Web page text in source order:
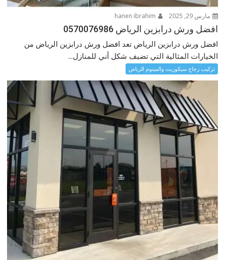
مارس 29, 2025
افضل ورش درابزين الرياض 0570076986
افضل ورش درابزين الرياض تعد افضل ورش درابزين الرياض من
الخيارات المثالية التي تضيف شكل أني للمنازل...
تركيب زجاج سيكوريت والمينوم الرياض